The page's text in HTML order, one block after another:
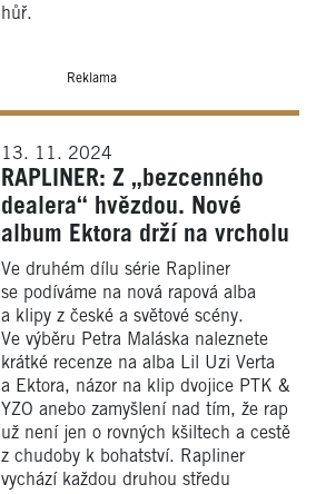
hůř.
Reklama
13. 11. 2024
RAPLINER: Z „bezcenného
dealera“ hvězdou. Nové
album Ektora drží na vrcholu
Ve druhém dílu série Rapliner
se podíváme na nová rapová alba
a klipy z české a světové scény.
Ve výběru Petra Maláska naleznete
krátké recenze na alba Lil Uzi Verta
a Ektora, názor na klip dvojice PTK &
YZO anebo zamyšlení nad tím, že rap
už není jen o rovných kšiltech a cestě
z chudoby k bohatství. Rapliner
vychází každou druhou středu